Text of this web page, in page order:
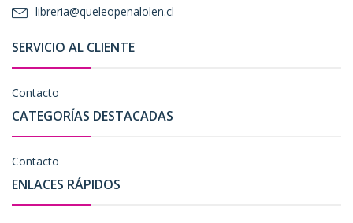
libreria@queleopenalolen.cl
SERVICIO AL CLIENTE
Contacto
CATEGORÍAS DESTACADAS
Contacto
ENLACES RÁPIDOS